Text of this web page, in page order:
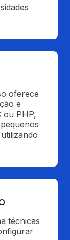
oferece
e
ou PHP,
técnicas